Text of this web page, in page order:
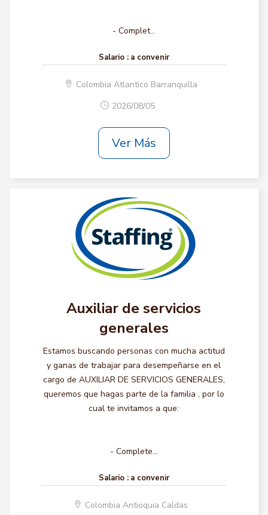
- Complet...
Salario : a convenir
Colombia Atlantico Barranquilla
2026/08/05
Ver Más
Auxiliar de servicios
generales
Estamos buscando personas con mucha actitud
y ganas de trabajar para desempeñarse en el
cargo de AUXILIAR DE SERVICIOS GENERALES,
queremos que hagas parte de la familia , por lo
cual te invitamos a que:
- Complete...
Salario : a convenir
Colombia Antioquia Caldas